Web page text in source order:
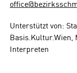
Unterstützt von:
Basis.Kultur.Wien,
Interpreten